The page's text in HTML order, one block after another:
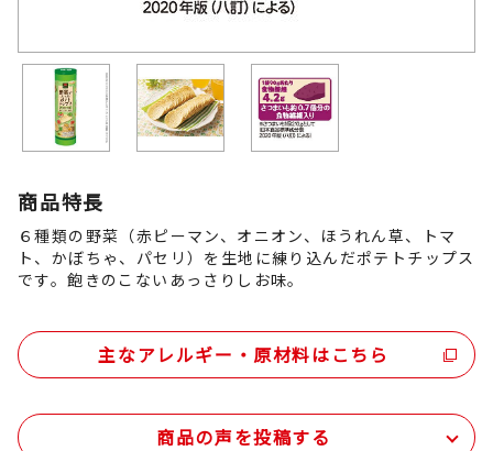
商品特長
６種類の野菜（赤ピーマン、オニオン、ほうれん草、トマ
ト、かぼちゃ、パセリ）を生地に練り込んだポテトチップス
です。飽きのこないあっさりしお味。
主なアレルギー・原材料はこちら
商品の声を投稿する